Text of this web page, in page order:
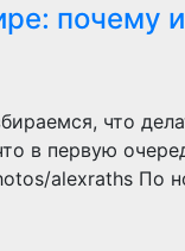
почему
что
в первую
alexraths По